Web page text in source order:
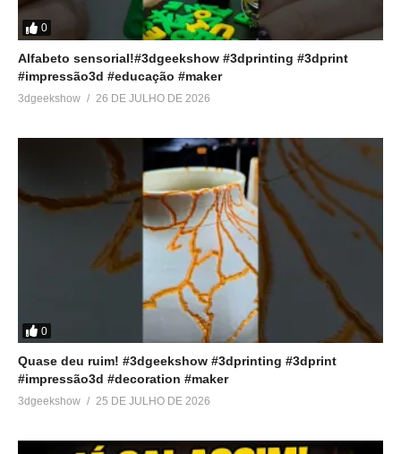
0
Alfabeto sensorial!#3dgeekshow #3dprinting #3dprint
#impressão3d #educação #maker
3dgeekshow 26 DE JULHO DE 2026
0
Quase deu ruim! #3dgeekshow #3dprinting #3dprint
#impressão3d #decoration #maker
3dgeekshow 25 DE JULHO DE 2026